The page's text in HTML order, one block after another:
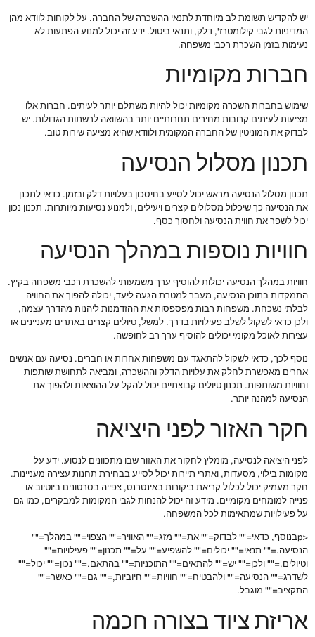
יש להקדיש תשומת לב מיוחדת לתנאי ההשכרה של החברה. על לקוחות לוודא מהן
המדיניות לגבי קילומטרז', דלק, ותנאי ביטול. ידע זה יכול למנוע הפתעות לא
נעימות בזמן השכרת רכבי משפחה.
חברות מקומיות
שימוש בחברות השכרה מקומיות יכול להיות משתלם יותר לעיתים. חברות אלו
מציעות לעיתים קרובות מחירים תחרותיים יותר בהשוואה לרשתות הגדולות. יש
לבדוק את המוניטין של החברה המקומית ולוודא שהיא מציעה שירות טוב.
תכנון מסלול הנסיעה
תכנון מסלול הנסיעה מראש יכול לסייע בחיסכון בעלויות דלק ובזמן. כדאי לתכנן
את הנסיעה כך שיכלול מסלולים קצרים ויעילים, ולמנוע נסיעות מיותרות. תכנון נכון
יכול לשפר את חווית הנסיעה ולחסוך כסף.
חוויות נוספות במהלך הנסיעה
חוויות במהלך הנסיעה יכולות להוסיף ערך משמעותי להשכרת רכבי משפחה בקיץ.
התמקדות בתוכן הנסיעה, מעבר למטרת הגעה ליעד, יכולה להפוך את החוויה
לבלתי נשכחת. משפחות רבות מפספסות את ההזדמנות ליהנות מהדרך עצמה,
ולכן כדאי לשקול לשלב פעילויות בדרך. למשל, טיולים קצרים באתרים מעניינים או
עצירות לאוכל מקומי יכולים להוסיף ערך רב לחופשה.
נוסף לכך, כדאי לשקול להתאגד עם משפחות אחרות או חברים. נסיעה עם אנשים
אחרים מאפשרת לחלק את עלויות הדלק וההשכרה, ומביאה לתחושת שותפות
וחוויות משותפות. תכנון טיולים קבוצתיים יכול להקל על ההוצאות ולהפוך את
הנסיעה למהנה יותר.
חקר האזור לפני היציאה
לפני היציאה לנסיעה, מומלץ לחקור את האזור שבו מתכוונים לנסוע. ידע על
מקומות בילוי, מסעדות, ואתרי תיירות יכול לסייע בבחירת תחנות עצירה מעניינות.
חקר מעמיק יכול לכלול קריאת ביקורות באינטרנט, צפייה בסרטונים ביוטיוב או
פנייה למומחים מקומיים. מידע זה יכול להנחות לגבי המקומות למבקרים, כמו גם
על פעילויות שמתאימות לכל המשפחה.
<pבנוסף, כדאי="" לבדוק="" את="" מזג="" האוויר="" הצפוי="" במהלך=""
הנסיעה.="" תנאי="" יכולים="" להשפיע="" על="" תכנון="" פעילויות=""
וטיולים,="" ולכן="" יש="" להתאים="" התוכניות="" בהתאם.="" נכון="" יכול=""
לשדרג="" הנסיעה="" ולהבטיח="" חוויות="" חיוביות,="" גם="" כאשר=""
התקציב="" מוגבל.
אריזת ציוד בצורה חכמה